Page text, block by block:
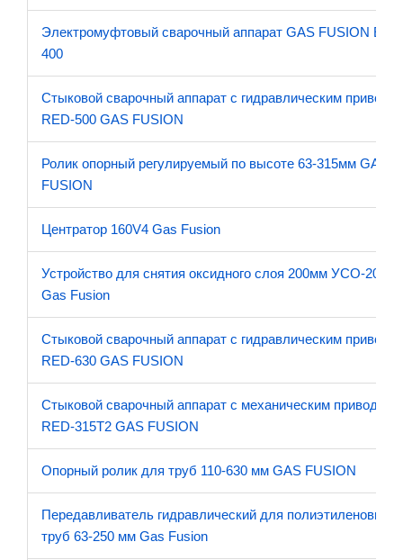
Электромуфтовый сварочный аппарат GAS FUSION EF
400
Стыковой сварочный аппарат с гидравлическим
RED-500 GAS FUSION
Ролик опорный регулируемый по высоте 63-315мм GAS
FUSION
Центратор 160V4 Gas Fusion
Устройство для снятия оксидного слоя 200мм УСО-200
Gas Fusion
Стыковой сварочный аппарат с гидравлическим
RED-630 GAS FUSION
Стыковой сварочный аппарат с механическим приводом
RED-315T2 GAS FUSION
Опорный ролик для труб 110-630 мм GAS FUSION
Передавливатель гидравлический для полиэтиленовых
труб 63-250 мм Gas Fusion